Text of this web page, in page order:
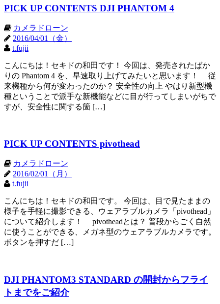
PICK UP CONTENTS DJI PHANTOM 4
カメラドローン
2016/04/01（金）
t.fujii
こんにちは！セキドの和田です！ 今回は、発売されたばか
りの Phantom 4 を、早速取り上げてみたいと思います！ 従
来機種から何が変わったのか？ 安全性の向上 やはり新型機
種ということで派手な新機能などに目が行ってしまいがちで
すが、安全性に関する箇 […]
PICK UP CONTENTS pivothead
カメラドローン
2016/02/01（月）
t.fujii
こんにちは！セキドの和田です。 今回は、目で見たままの
様子を手軽に撮影できる、ウェアラブルカメラ「pivothead」
について紹介します！ pivotheadとは？ 普段からごく自然
に使うことができる、メガネ型のウェアラブルカメラです。
ボタンを押すだ […]
DJI PHANTOM3 STANDARD の開封からフライ
トまでをご紹介